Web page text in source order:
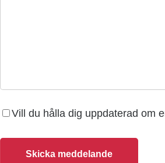
Vill du hålla dig uppdaterad om
Skicka meddelande